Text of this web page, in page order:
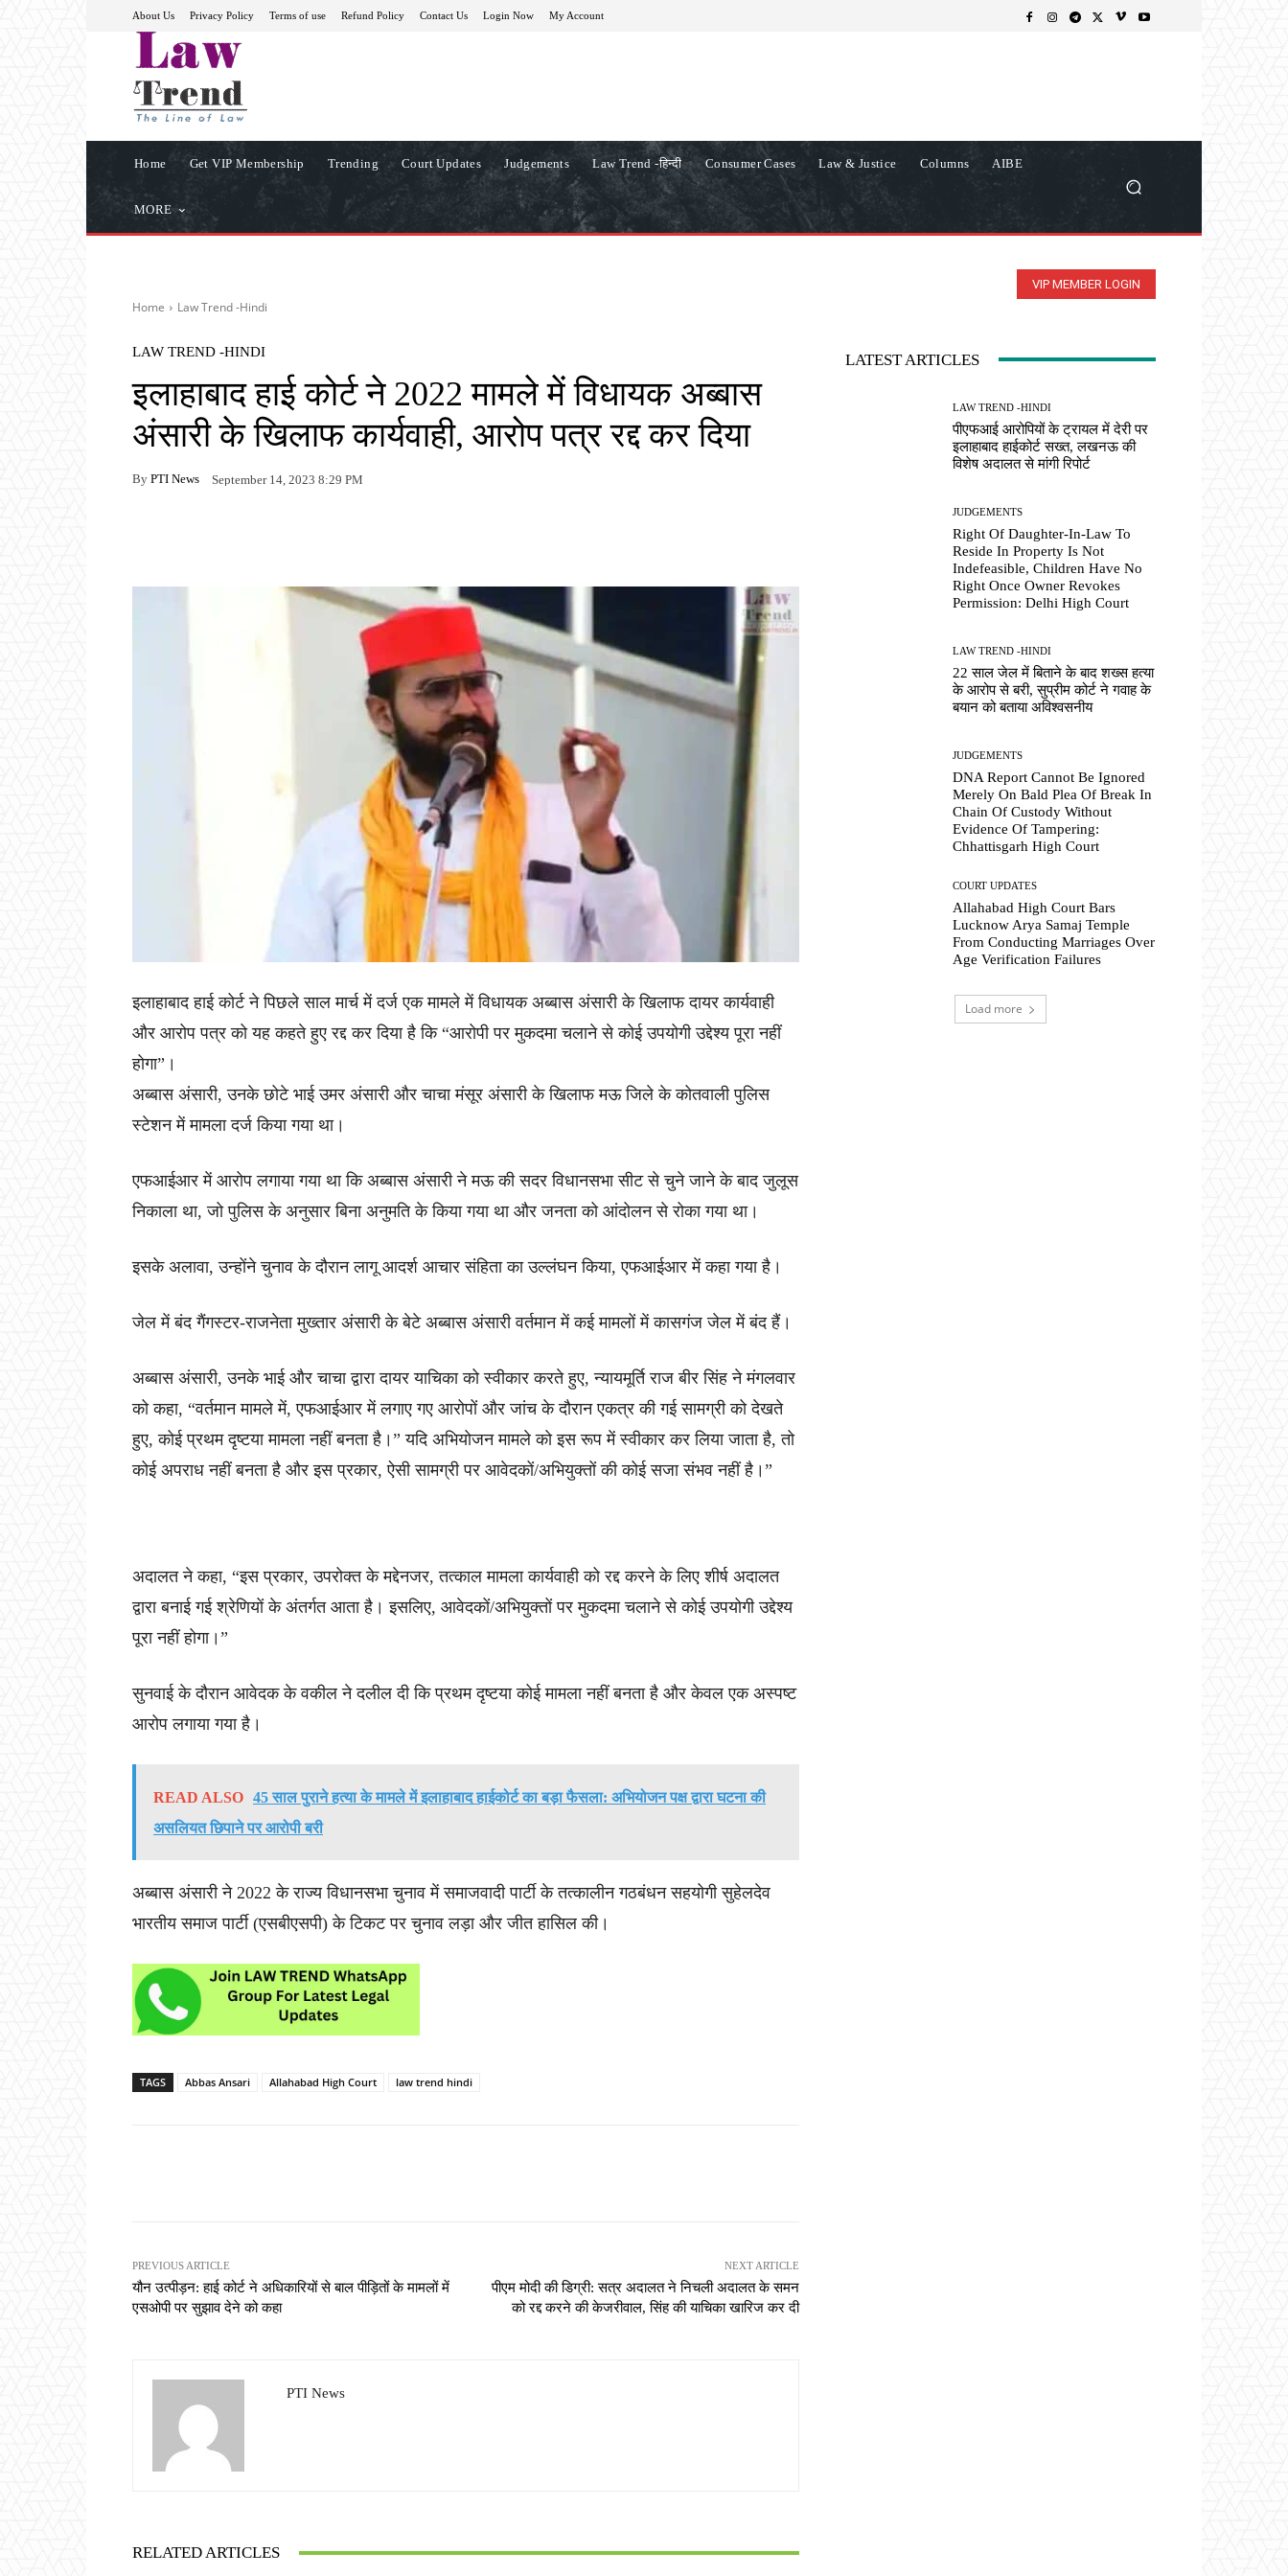
About Us Privacy Policy Terms of use Refund Policy Contact Us Login Now My Account
Home Get VIP Membership Trending Court Updates Judgements Law Trend -हिन्दी Consumer Cases Law & Justice Columns AIBE
MORE
VIP MEMBER LOGIN
Home Law Trend -Hindi
LAW TREND -HINDI
इलाहाबाद हाई कोर्ट ने 2022 मामले में विधायक अब्बास
अंसारी के खिलाफ कार्यवाही, आरोप पत्र रद्द कर दिया
By PTI News September 14, 2023 8:29 PM
इलाहाबाद हाई कोर्ट ने पिछले साल मार्च में दर्ज एक मामले में विधायक अब्बास अंसारी के खिलाफ दायर कार्यवाही
और आरोप पत्र को यह कहते हुए रद्द कर दिया है कि “आरोपी पर मुकदमा चलाने से कोई उपयोगी उद्देश्य पूरा नहीं
होगा”।
अब्बास अंसारी, उनके छोटे भाई उमर अंसारी और चाचा मंसूर अंसारी के खिलाफ मऊ जिले के कोतवाली पुलिस
स्टेशन में मामला दर्ज किया गया था।
एफआईआर में आरोप लगाया गया था कि अब्बास अंसारी ने मऊ की सदर विधानसभा सीट से चुने जाने के बाद जुलूस
निकाला था, जो पुलिस के अनुसार बिना अनुमति के किया गया था और जनता को आंदोलन से रोका गया था।
इसके अलावा, उन्होंने चुनाव के दौरान लागू आदर्श आचार संहिता का उल्लंघन किया, एफआईआर में कहा गया है।
जेल में बंद गैंगस्टर-राजनेता मुख्तार अंसारी के बेटे अब्बास अंसारी वर्तमान में कई मामलों में कासगंज जेल में बंद हैं।
अब्बास अंसारी, उनके भाई और चाचा द्वारा दायर याचिका को स्वीकार करते हुए, न्यायमूर्ति राज बीर सिंह ने मंगलवार
को कहा, “वर्तमान मामले में, एफआईआर में लगाए गए आरोपों और जांच के दौरान एकत्र की गई सामग्री को देखते
हुए, कोई प्रथम दृष्टया मामला नहीं बनता है।” यदि अभियोजन मामले को इस रूप में स्वीकार कर लिया जाता है, तो
कोई अपराध नहीं बनता है और इस प्रकार, ऐसी सामग्री पर आवेदकों/अभियुक्तों की कोई सजा संभव नहीं है।”
अदालत ने कहा, “इस प्रकार, उपरोक्त के मद्देनजर, तत्काल मामला कार्यवाही को रद्द करने के लिए शीर्ष अदालत
द्वारा बनाई गई श्रेणियों के अंतर्गत आता है। इसलिए, आवेदकों/अभियुक्तों पर मुकदमा चलाने से कोई उपयोगी उद्देश्य
पूरा नहीं होगा।”
सुनवाई के दौरान आवेदक के वकील ने दलील दी कि प्रथम दृष्टया कोई मामला नहीं बनता है और केवल एक अस्पष्ट
आरोप लगाया गया है।
READ ALSO 45 साल पुराने हत्या के मामले में इलाहाबाद हाईकोर्ट का बड़ा फैसला: अभियोजन पक्ष द्वारा घटना की
असलियत छिपाने पर आरोपी बरी
अब्बास अंसारी ने 2022 के राज्य विधानसभा चुनाव में समाजवादी पार्टी के तत्कालीन गठबंधन सहयोगी सुहेलदेव
भारतीय समाज पार्टी (एसबीएसपी) के टिकट पर चुनाव लड़ा और जीत हासिल की।
TAGS Abbas Ansari Allahabad High Court law trend hindi
PREVIOUS ARTICLE
यौन उत्पीड़न: हाई कोर्ट ने अधिकारियों से बाल पीड़ितों के मामलों में
एसओपी पर सुझाव देने को कहा
NEXT ARTICLE
पीएम मोदी की डिग्री: सत्र अदालत ने निचली अदालत के समन
को रद्द करने की केजरीवाल, सिंह की याचिका खारिज कर दी
PTI News
RELATED ARTICLES
LATEST ARTICLES
LAW TREND -HINDI
पीएफआई आरोपियों के ट्रायल में देरी पर
इलाहाबाद हाईकोर्ट सख्त, लखनऊ की
विशेष अदालत से मांगी रिपोर्ट
JUDGEMENTS
Right Of Daughter-In-Law To
Reside In Property Is Not
Indefeasible, Children Have No
Right Once Owner Revokes
Permission: Delhi High Court
LAW TREND -HINDI
22 साल जेल में बिताने के बाद शख्स हत्या
के आरोप से बरी, सुप्रीम कोर्ट ने गवाह के
बयान को बताया अविश्वसनीय
JUDGEMENTS
DNA Report Cannot Be Ignored
Merely On Bald Plea Of Break In
Chain Of Custody Without
Evidence Of Tampering:
Chhattisgarh High Court
COURT UPDATES
Allahabad High Court Bars
Lucknow Arya Samaj Temple
From Conducting Marriages Over
Age Verification Failures
Load more